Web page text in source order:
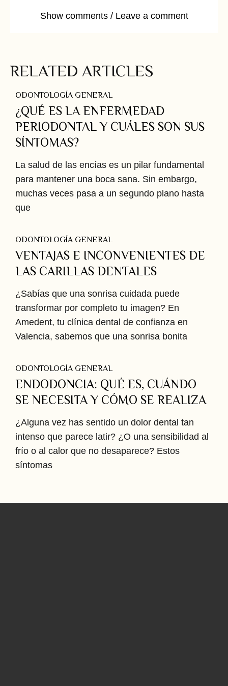
Show comments / Leave a comment
RELATED ARTICLES
ODONTOLOGÍA GENERAL
¿QUÉ ES LA ENFERMEDAD
PERIODONTAL Y CUÁLES SON SUS
SÍNTOMAS?
La salud de las encías es un pilar fundamental
para mantener una boca sana. Sin embargo,
muchas veces pasa a un segundo plano hasta
que
ODONTOLOGÍA GENERAL
VENTAJAS E INCONVENIENTES DE
LAS CARILLAS DENTALES
¿Sabías que una sonrisa cuidada puede
transformar por completo tu imagen? En
Amedent, tu clínica dental de confianza en
Valencia, sabemos que una sonrisa bonita
ODONTOLOGÍA GENERAL
ENDODONCIA: QUÉ ES, CUÁNDO
SE NECESITA Y CÓMO SE REALIZA
¿Alguna vez has sentido un dolor dental tan
intenso que parece latir? ¿O una sensibilidad al
frío o al calor que no desaparece? Estos
síntomas